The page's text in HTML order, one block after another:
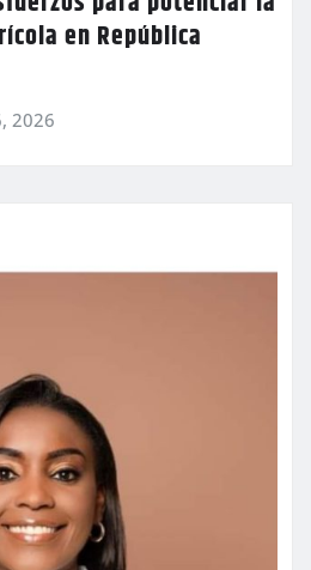
en República
2026